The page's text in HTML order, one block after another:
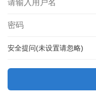
安全提问(未设置请忽略)